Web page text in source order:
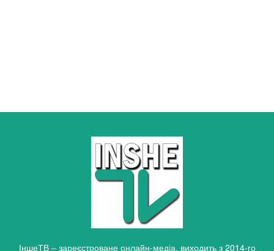
ІншеТВ – зареєстроване онлайн-медіа, виходить з 2014-го